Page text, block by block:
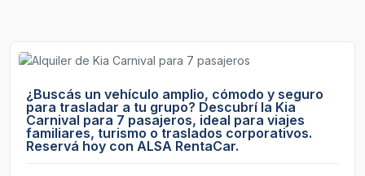
¿Buscás un vehículo amplio, cómodo y seguro
para trasladar a tu grupo? Descubrí la Kia
Carnival para 7 pasajeros, ideal para viajes
familiares, turismo o traslados corporativos.
Reservá hoy con ALSA RentaCar.